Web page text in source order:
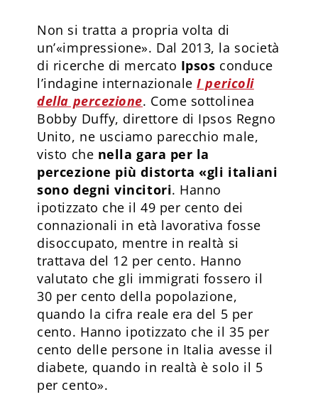
Non si tratta a propria volta di
un’«impressione». Dal 2013, la società
di ricerche di mercato Ipsos conduce
l’indagine internazionaleI pericoli
della percezione. Come sottolinea
Bobby Duffy, direttore di Ipsos Regno
Unito, ne usciamo parecchio male,
visto che nella gara per la
percezione più distorta «gli italiani
sono degni vincitori. Hanno
ipotizzato che il 49 per cento dei
connazionali in età lavorativa fosse
disoccupato, mentre in realtà si
trattava del 12 per cento. Hanno
valutato che gli immigrati fossero il
30 per cento della popolazione,
quando la cifra reale era del 5 per
cento. Hanno ipotizzato che il 35 per
cento delle persone in Italia avesse il
diabete, quando in realtà è solo il 5
per cento».